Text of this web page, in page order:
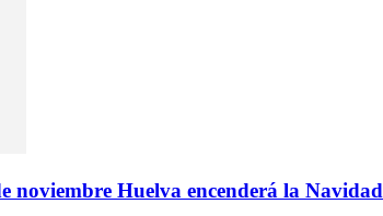
noviembre Huelva encenderá la Navidad